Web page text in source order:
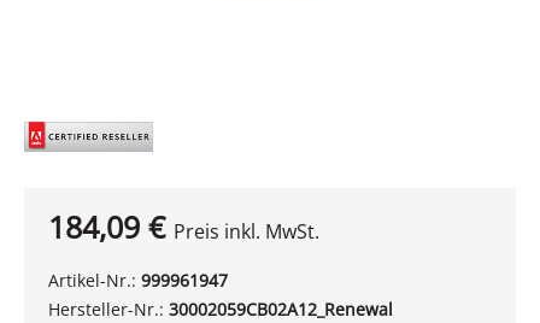
184,09 € Preis inkl. MwSt.
Artikel-Nr.: 999961947
Hersteller-Nr.: 30002059CB02A12_Renewal